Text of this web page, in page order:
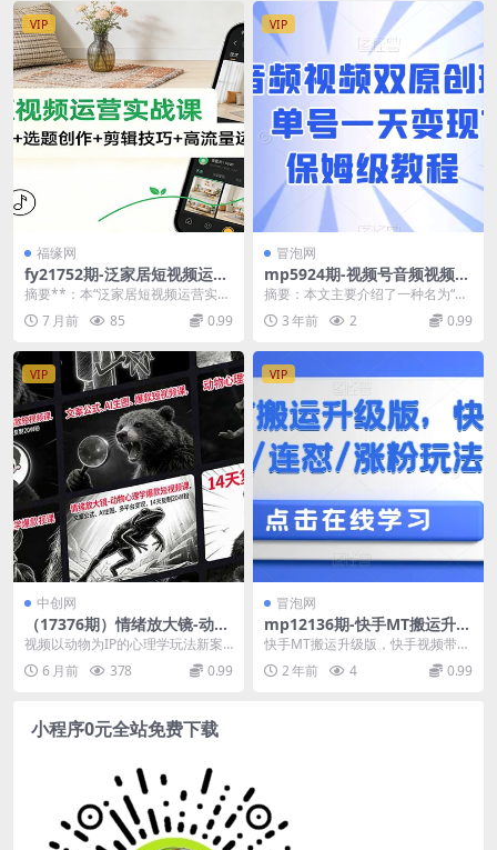
VIP
福缘网
fy21752期-泛家居短视频运营
实战课：账号搭建打标+选题
创作+剪辑技巧+高流量运营逻
辑
摘要**：本“泛家居短视频运营实战
课”针对零基础学员，聚焦起号运营
核心痛点，系统...
7 月前 85 0.99
VIP
冒泡网
mp5924期-视频号音频视频双
原创玩法，条条爆款，单号一
天变现1000+，保姆级教程
摘要：本文主要介绍了一种名为“视
频号音频视频双原创玩法”的全新策
略，该文章摘要：...
3 年前 2 0.99
VIP
中创网
（17376期）情绪放大镜-动物
心理学爆款短视频课，文案公
式、AI生图、多平台变现，14
天复制20W粉
视频以动物为IP的心理学玩法新案
例，特别有意思 博主账号从起号到
现在半个月不到，...
6 月前 378 0.99
VIP
冒泡网
mp12136期-快手MT搬运升级
版，快手视频带货/连怼/涨粉
玩法拆解
快手MT搬运升级版，快手视频带
货/连怼/涨粉玩法拆解 这个技巧适
用于带货、连怼、...
2 年前 4 0.99
小程序0元全站免费下载